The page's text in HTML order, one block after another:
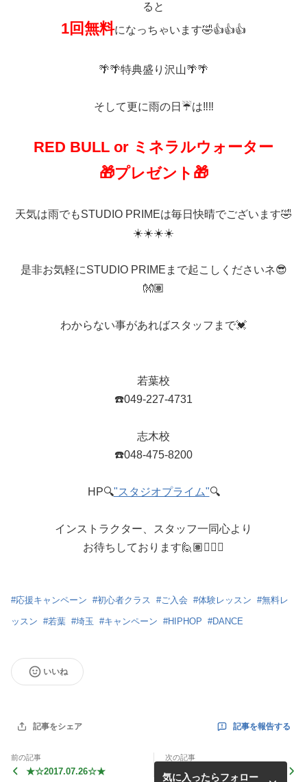
ると
1回無料になっちゃいます🤣👍👍👍
🌴🌴特典盛り沢山🌴🌴
そして更に雨の日☔️は‼️‼️
RED BULL or ミネラルウォーター
🎁プレゼント🎁
天気は雨でもSTUDIO PRIMEは毎日快晴でございます🤣
☀️☀️☀️☀️
是非お気軽にSTUDIO PRIMEまで起こしくださいネ😎
👐🏽
わからない事があればスタッフまで💓
若葉校
☎️049-227-4731
志木校
☎️048-475-8200
HP🔍"スタジオプライム"🔍
インストラクター、スタッフ一同心より
お待ちしております🙋🏽🙋🏾‍♂
#応援キャンペーン #初心者クラス #ご入会 #体験レッスン #無料レ
ッスン #若葉 #埼玉 #キャンペーン #HIPHOP #DANCE
いいね
記事をシェア 記事を報告する
前の記事
★☆2017.07.26☆★
次の記事
★☆2017.07.25☆★
気に入ったらフォロー